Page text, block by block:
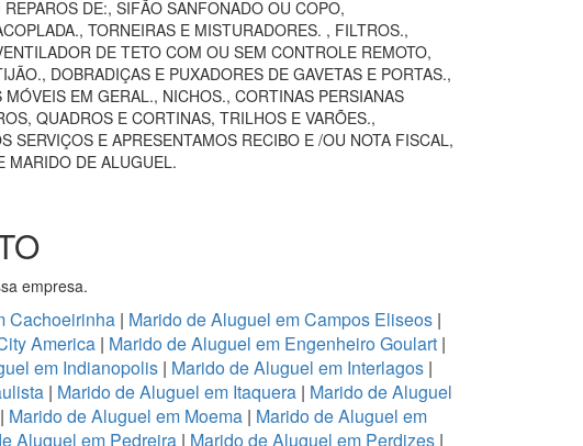
DE:, SIFÃO SANFONADO OU COPO,
TORNEIRAS E MISTURADORES. , FILTROS.,
DE TETO COM OU SEM CONTROLE REMOTO,
DOBRADIÇAS E PUXADORES DE GAVETAS E PORTAS.,
EM GERAL., NICHOS., CORTINAS PERSIANAS
QUADROS E CORTINAS, TRILHOS E VARÕES.,
E APRESENTAMOS RECIBO E /OU NOTA FISCAL,
MARIDO DE ALUGUEL.
empresa.
Cachoeirinha | Marido de Aluguel em Campos Eliseos |
America | Marido de Aluguel em Engenheiro Goulart |
em Indianopolis| Marido de Aluguel em Interlagos|
| Marido de Aluguel em Itaquera| Marido de Aluguel
Marido de Aluguel em Moema| Marido de Aluguel em
Aluguel em Pedreira| Marido de Aluguel em Perdizes|